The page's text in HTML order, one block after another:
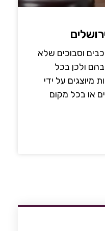
וסבוכים שלא
ולכן בכל
מיוצגים על ידי
או בכל מקום